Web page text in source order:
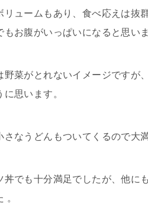
リュームもあり、食べ応えは抜
もお腹がいっぱいになると思いま
野菜がとれないイメージですが
に思います。
さなうどんもついてくるので大
丼でも十分満足でしたが、他に
。